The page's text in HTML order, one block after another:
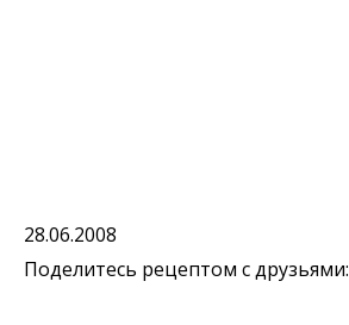
28.06.2008
Поделитесь рецептом с друзьями: